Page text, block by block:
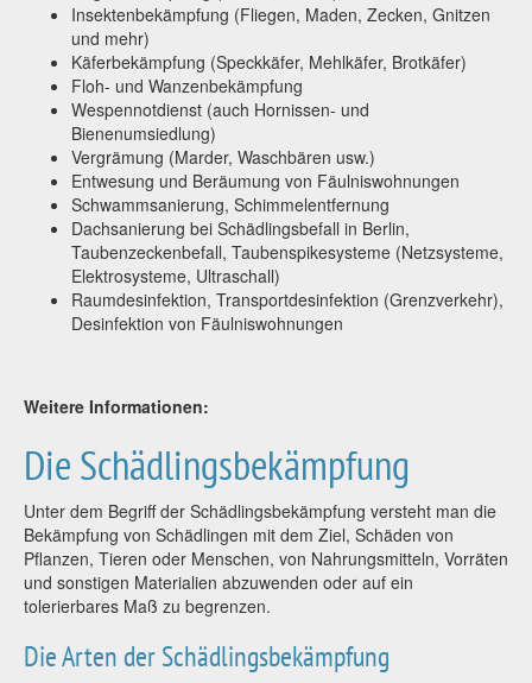
Insektenbekämpfung (Fliegen, Maden, Zecken, Gnitzen
und mehr)
Käferbekämpfung (Speckkäfer, Mehlkäfer, Brotkäfer)
Floh- und Wanzenbekämpfung
Wespennotdienst (auch Hornissen- und
Bienenumsiedlung)
Vergrämung (Marder, Waschbären usw.)
Entwesung und Beräumung von Fäulniswohnungen
Schwammsanierung, Schimmelentfernung
Dachsanierung bei Schädlingsbefall in Berlin,
Taubenzeckenbefall, Taubenspikesysteme (Netzsysteme,
Elektrosysteme, Ultraschall)
Raumdesinfektion, Transportdesinfektion (Grenzverkehr),
Desinfektion von Fäulniswohnungen
Weitere Informationen:
Die Schädlingsbekämpfung
Unter dem Begriff der Schädlingsbekämpfung versteht man die
Bekämpfung von Schädlingen mit dem Ziel, Schäden von
Pflanzen, Tieren oder Menschen, von Nahrungsmitteln, Vorräten
und sonstigen Materialien abzuwenden oder auf ein
tolerierbares Maß zu begrenzen.
Die Arten der Schädlingsbekämpfung